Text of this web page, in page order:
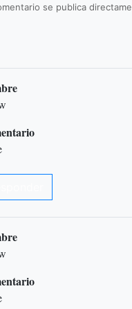
se publica